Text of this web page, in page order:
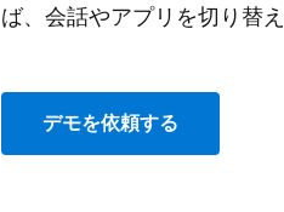
ば、会話やアプリを切り替
デモを依頼する